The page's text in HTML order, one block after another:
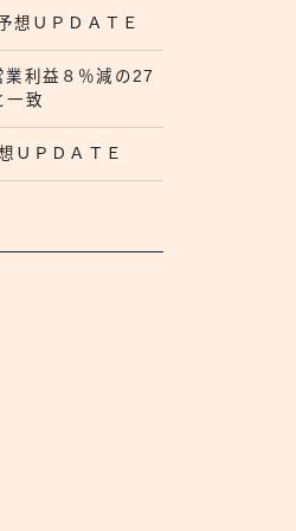
想ＵＰＤＡＴＥ
業利益８％減の27
一致
ＵＰＤＡＴＥ